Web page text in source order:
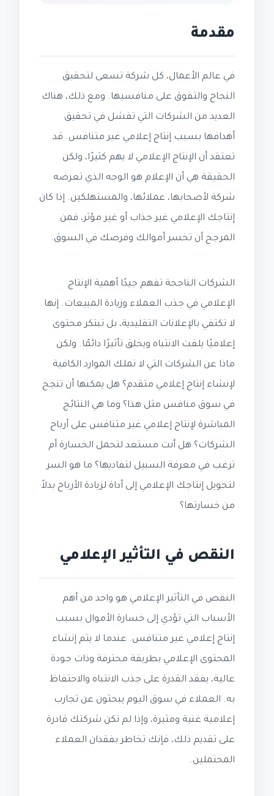
مقدمة
في عالم الأعمال، كل شركة تسعى لتحقيق
النجاح والتفوق على منافسيها. ومع ذلك، هناك
العديد من الشركات التي تفشل في تحقيق
أهدافها بسبب إنتاج إعلامي غير متنافس. قد
تعتقد أن الإنتاج الإعلامي لا يهم كثيرًا، ولكن
الحقيقة هي أن الإعلام هو الوجه الذي تعرضه
شركة لأصحابها، عملائها، والمستهلكين. إذا كان
إنتاجك الإعلامي غير جذاب أو غير مؤثر، فمن
المرجح أن تخسر أموالك وفرصك في السوق.
الشركات الناجحة تفهم جيدًا أهمية الإنتاج
الإعلامي في جذب العملاء وزيادة المبيعات. إنها
لا تكتفي بالإعلانات التقليدية، بل تبتكر محتوى
إعلاميًا يلفت الانتباه ويخلق تأثيرًا دائمًا. ولكن
ماذا عن الشركات التي لا تملك الموارد الكافية
لإنشاء إنتاج إعلامي متقدم؟ هل يمكنها أن تنجح
في سوق منافس مثل هذا؟ وما هي النتائج
المباشرة لإنتاج إعلامي غير متنافس على أرباح
الشركات؟ هل أنت مستعد لتحمل الخسارة أم
ترغب في معرفة السبيل لتفاديها؟ ما هو السر
لتحويل إنتاجك الإعلامي إلى أداة لزيادة الأرباح بدلاً
من خسارتها؟
النقص في التأثير الإعلامي
النقص في التأثير الإعلامي هو واحد من أهم
الأسباب التي تؤدي إلى خسارة الأموال بسبب
إنتاج إعلامي غير متنافس. عندما لا يتم إنشاء
المحتوى الإعلامي بطريقة محترفة وذات جودة
عالية، يفقد القدرة على جذب الانتباه والاحتفاظ
به. العملاء في سوق اليوم يبحثون عن تجارب
إعلامية غنية ومثيرة، وإذا لم تكن شركتك قادرة
على تقديم ذلك، فإنك تخاطر بفقدان العملاء
المحتملين.